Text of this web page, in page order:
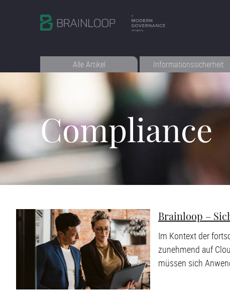
Alle Artikel Informationssicherheit
Compliance
Brainloop –
Im Kontext der
zunehmend auf
müssen sich